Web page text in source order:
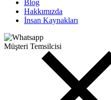
Blog
Hakkımızda
İnsan Kaynakları
Müşteri Temsilcisi